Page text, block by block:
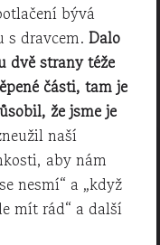
bývá
s dravcem.Dalo
dvě strany téže
části, tam je
že jsme je
naší
aby nám
nesmí“ a „když
mít rád“ a další